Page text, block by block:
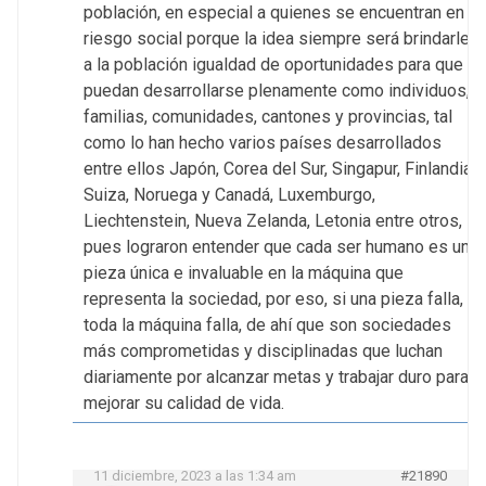
población, en especial a quienes se encuentran en
riesgo social porque la idea siempre será brindarle
a la población igualdad de oportunidades para que
puedan desarrollarse plenamente como individuos,
familias, comunidades, cantones y provincias, tal
como lo han hecho varios países desarrollados
entre ellos Japón, Corea del Sur, Singapur, Finlandia,
Suiza, Noruega y Canadá, Luxemburgo,
Liechtenstein, Nueva Zelanda, Letonia entre otros,
pues lograron entender que cada ser humano es una
pieza única e invaluable en la máquina que
representa la sociedad, por eso, si una pieza falla,
toda la máquina falla, de ahí que son sociedades
más comprometidas y disciplinadas que luchan
diariamente por alcanzar metas y trabajar duro para
mejorar su calidad de vida.
11 diciembre, 2023 a las 1:34 am #21890